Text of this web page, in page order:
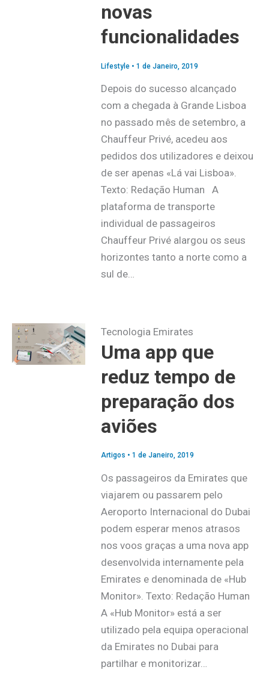
novas
funcionalidades
Lifestyle• 1 de Janeiro, 2019
Depois do sucesso alcançado
com a chegada à Grande Lisboa
no passado mês de setembro, a
Chauffeur Privé, acedeu aos
pedidos dos utilizadores e deixou
de ser apenas «Lá vai Lisboa».
Texto: Redação Human A
plataforma de transporte
individual de passageiros
Chauffeur Privé alargou os seus
horizontes tanto a norte como a
sul de…
Tecnologia Emirates
Uma app que
reduz tempo de
preparação dos
aviões
Artigos • 1 de Janeiro, 2019
Os passageiros da Emirates que
viajarem ou passarem pelo
Aeroporto Internacional do Dubai
podem esperar menos atrasos
nos voos graças a uma nova app
desenvolvida internamente pela
Emirates e denominada de «Hub
Monitor». Texto: Redação Human
A «Hub Monitor» está a ser
utilizado pela equipa operacional
da Emirates no Dubai para
partilhar e monitorizar…